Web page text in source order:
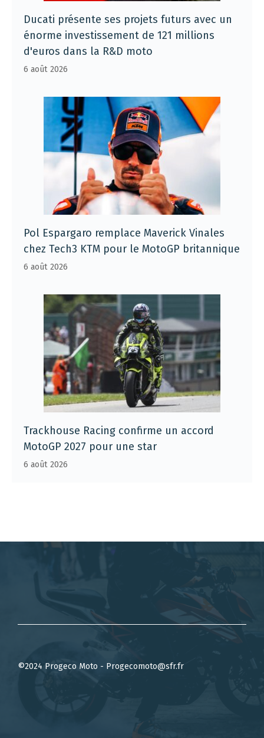
Ducati présente ses projets futurs avec un
énorme investissement de 121 millions
d'euros dans la R&D moto
6 août 2026
Pol Espargaro remplace Maverick Vinales
chez Tech3 KTM pour le MotoGP britannique
6 août 2026
Trackhouse Racing confirme un accord
MotoGP 2027 pour une star
6 août 2026
©2024 Progeco Moto - Progecomoto@sfr.fr